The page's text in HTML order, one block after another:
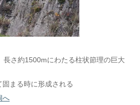
さ約1500mにわたる柱状節理の巨大
まる時に形成される
へ